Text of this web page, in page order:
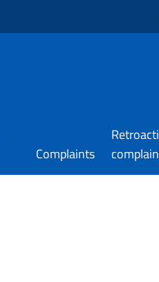
Complaints